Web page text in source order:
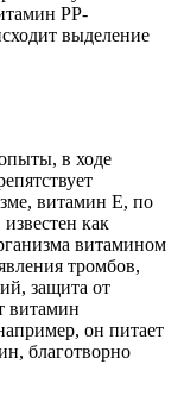
РР-
выделение
в ходе
витамин Е, по
как
витамином
тромбов,
защита от
витамин
он питает
благотворно